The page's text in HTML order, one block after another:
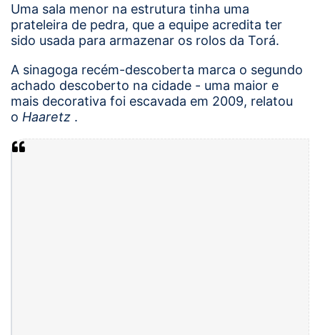
Uma sala menor na estrutura tinha uma
prateleira de pedra, que a equipe acredita ter
sido usada para armazenar os rolos da Torá.
A sinagoga recém-descoberta marca o segundo
achado descoberto na cidade - uma maior e
mais decorativa foi escavada em 2009, relatou
o Haaretz .